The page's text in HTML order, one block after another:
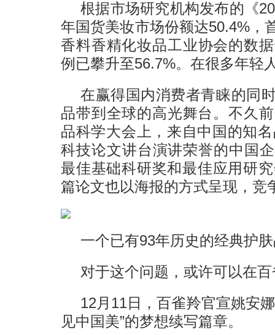
根据市场研究机构发布的《
年国货美妆市场份额达50.4%，
香料香精化妆品工业协会的数
例已攀升至56.7%。在很多年轻
在赢得国内消费者青睐的同
品带到全球的高光舞台。不久
品科学大会上，来自中国的知
科技论文讲台演讲荣誉的中国
最佳基础科研奖和最佳应用研
篇论文也以海报的方式呈现，竞
一个已有93年历史的经典护
对于这个问题，或许可以在
12月11日，百雀羚官宣姚安
见中国美”的梦想续写篇章。